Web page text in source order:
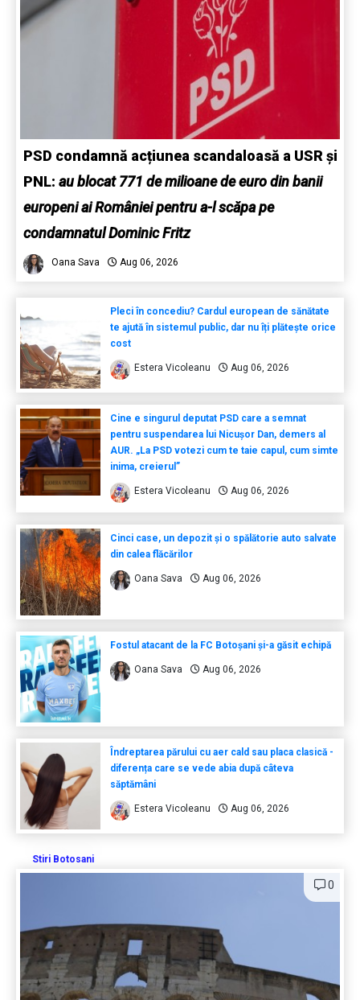
PSD condamnă acțiunea scandaloasă a USR și
PNL: au blocat 771 de milioane de euro din banii
europeni ai României pentru a-l scăpa pe
condamnatul Dominic Fritz
Oana Sava Aug 06, 2026
Pleci în concediu? Cardul european de sănătate
te ajută în sistemul public, dar nu îți plătește orice
cost
Estera Vicoleanu Aug 06, 2026
Cine e singurul deputat PSD care a semnat
pentru suspendarea lui Nicușor Dan, demers al
AUR. „La PSD votezi cum te taie capul, cum simte
inima, creierul”
Estera Vicoleanu Aug 06, 2026
Cinci case, un depozit și o spălătorie auto salvate
din calea flăcărilor
Oana Sava Aug 06, 2026
Fostul atacant de la FC Botoșani și-a găsit echipă
Oana Sava Aug 06, 2026
Îndreptarea părului cu aer cald sau placa clasică -
diferența care se vede abia după câteva
săptămâni
Estera Vicoleanu Aug 06, 2026
Stiri Botosani
0